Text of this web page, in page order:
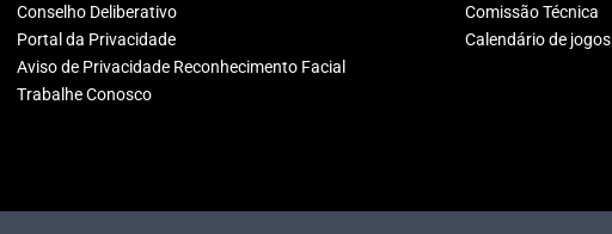
Conselho Deliberativo
Portal da Privacidade
Aviso de Privacidade Reconhecimento Facial
Trabalhe Conosco
Comissão Técnica
Calendário de jogos